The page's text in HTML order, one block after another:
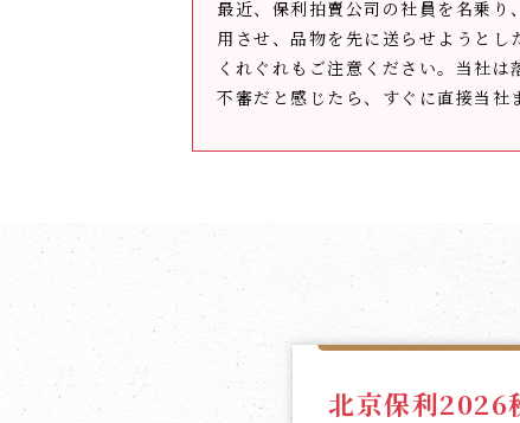
最近、保利拍賣公司の社員を名乗
用させ、品物を先に送らせようとし
くれぐれもご注意ください。当社は
不審だと感じたら、すぐに直接当社
北京保利2026